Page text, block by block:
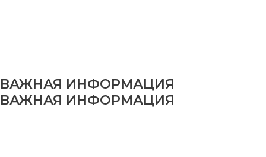
ВАЖНАЯ ИНФОРМАЦИЯ
ВАЖНАЯ ИНФОРМАЦИЯ